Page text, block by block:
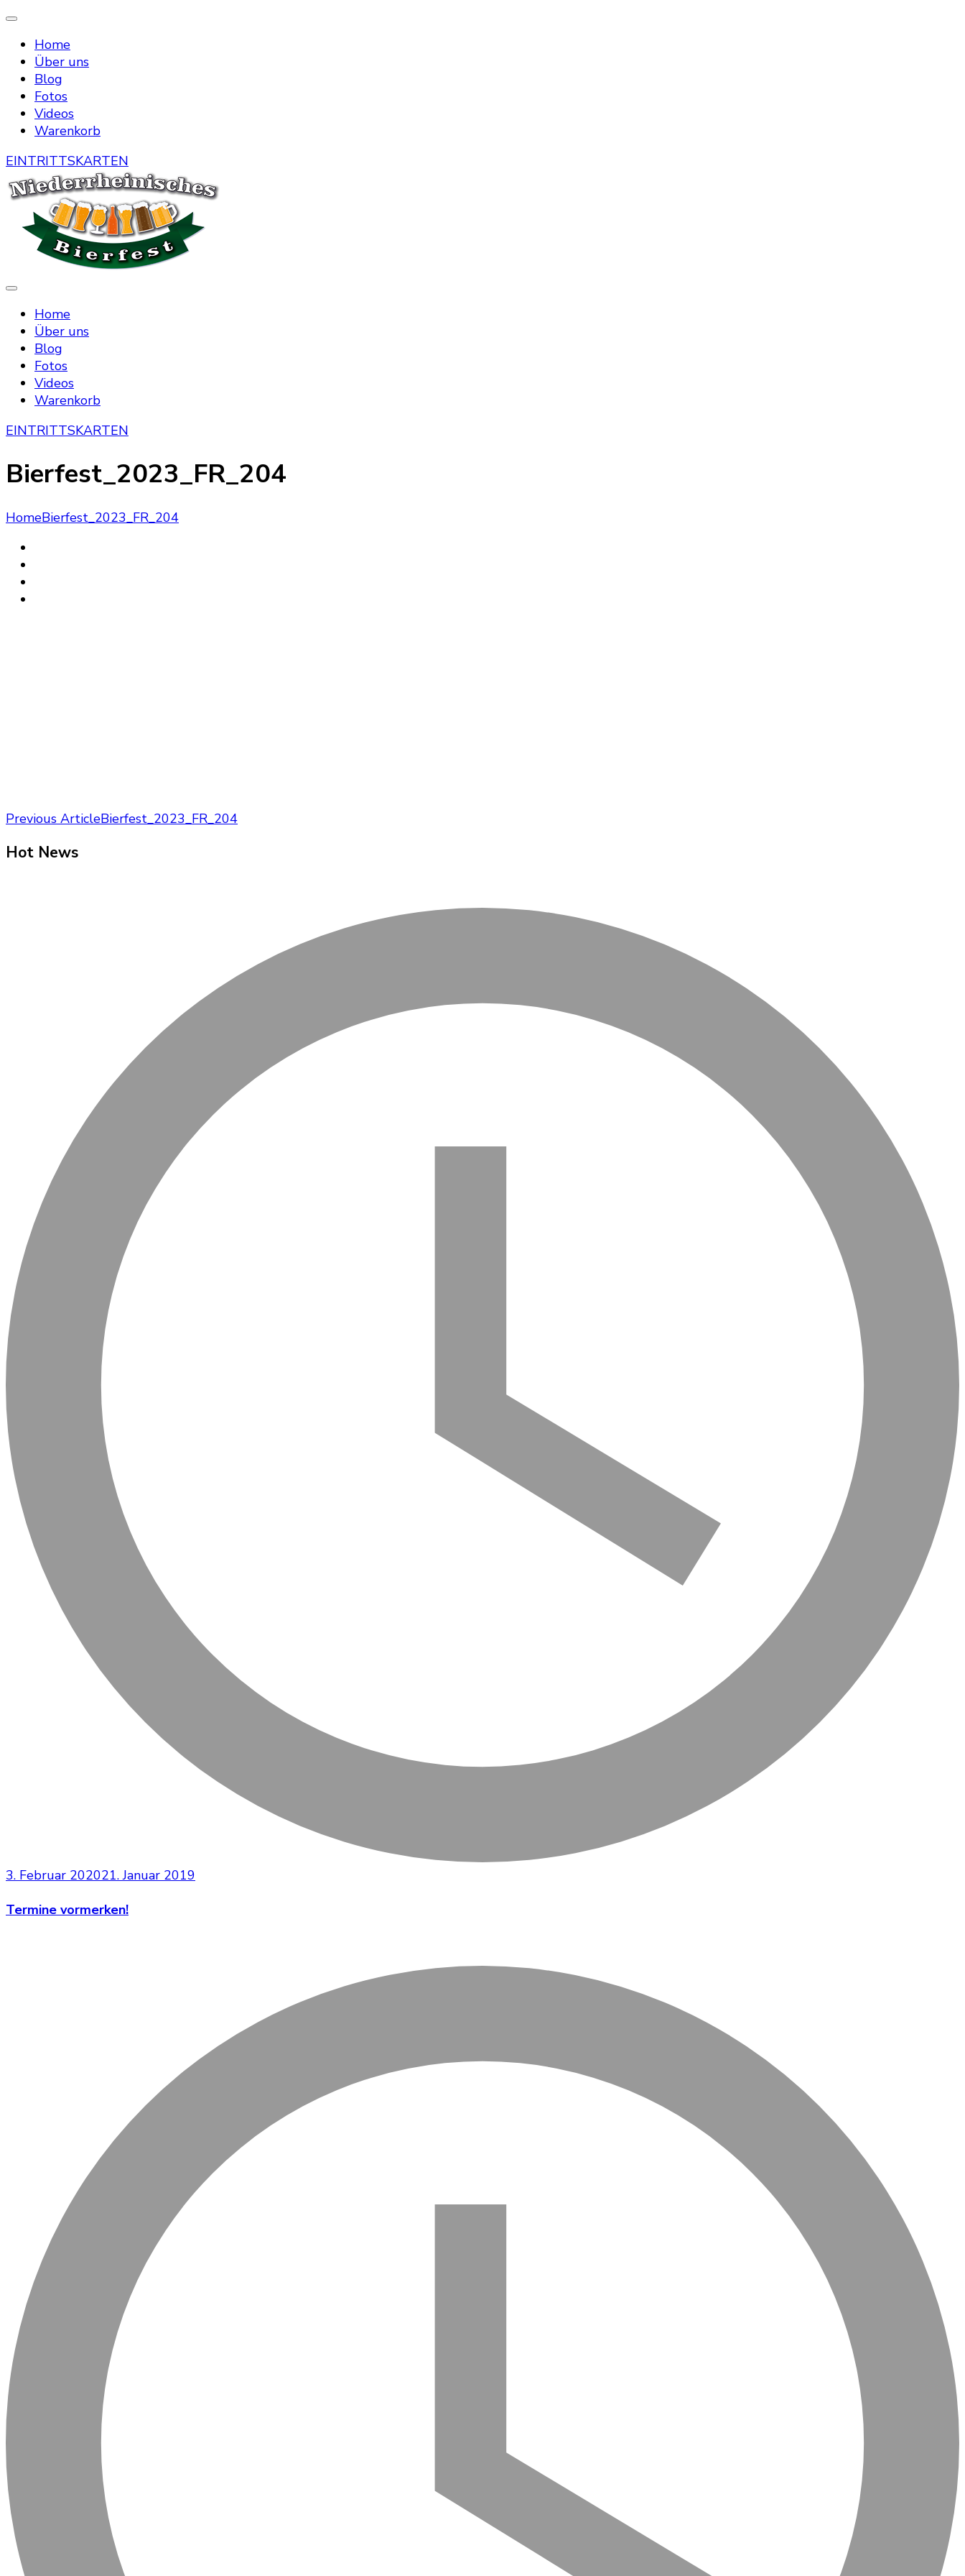
Home
Über uns
Blog
Fotos
Videos
Warenkorb
EINTRITTSKARTEN
Niederrheinisches Bierfest
Home
Über uns
Blog
Fotos
Videos
Warenkorb
EINTRITTSKARTEN
Bierfest_2023_FR_204
HomeBierfest_2023_FR_204
Post
Navigation
Previous ArticleBierfest_2023_FR_204
Hot News
3. Februar 202021. Januar 2019
Termine vormerken!